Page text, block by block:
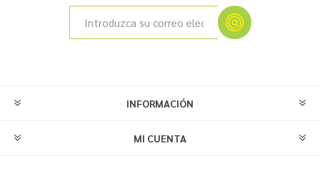
INFORMACIÓN
MI CUENTA